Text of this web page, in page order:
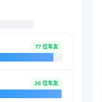
77 位车友
36 位车友